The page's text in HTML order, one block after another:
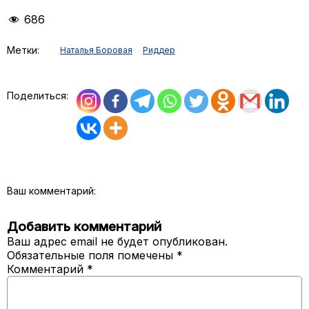
686
Метки: Наталья Боровая Риддер
Поделиться:
Ваш комментарий:
Добавить комментарий
Ваш адрес email не будет опубликован.
Обязательные поля помечены *
Комментарий *